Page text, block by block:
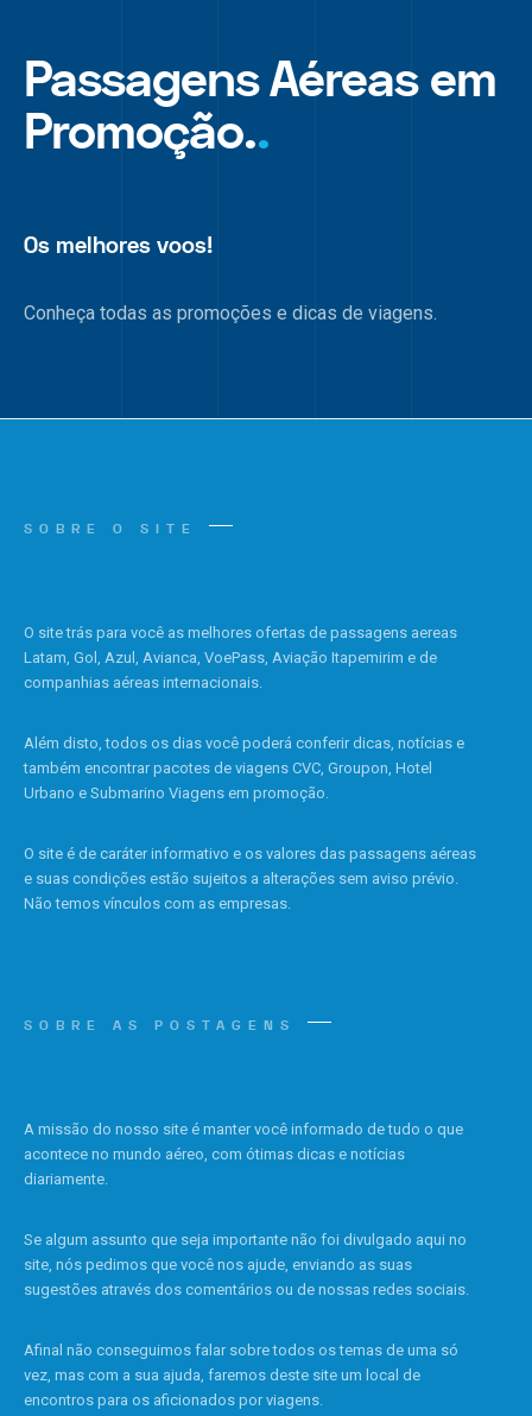
Passagens Aéreas em
Promoção..
Os melhores voos!
Conheça todas as promoções e dicas de viagens.
SOBRE O SITE
O site trás para você as melhores ofertas de passagens aereas
Latam, Gol, Azul, Avianca, VoePass, Aviação Itapemirim e de
companhias aéreas internacionais.
Além disto, todos os dias você poderá conferir dicas, notícias e
também encontrar pacotes de viagens CVC, Groupon, Hotel
Urbano e Submarino Viagens em promoção.
O site é de caráter informativo e os valores das passagens aéreas
e suas condições estão sujeitos a alterações sem aviso prévio.
Não temos vínculos com as empresas.
SOBRE AS POSTAGENS
A missão do nosso site é manter você informado de tudo o que
acontece no mundo aéreo, com ótimas dicas e notícias
diariamente.
Se algum assunto que seja importante não foi divulgado aqui no
site, nós pedimos que você nos ajude, enviando as suas
sugestões através dos comentários ou de nossas redes sociais.
Afinal não conseguimos falar sobre todos os temas de uma só
vez, mas com a sua ajuda, faremos deste site um local de
encontros para os aficionados por viagens.